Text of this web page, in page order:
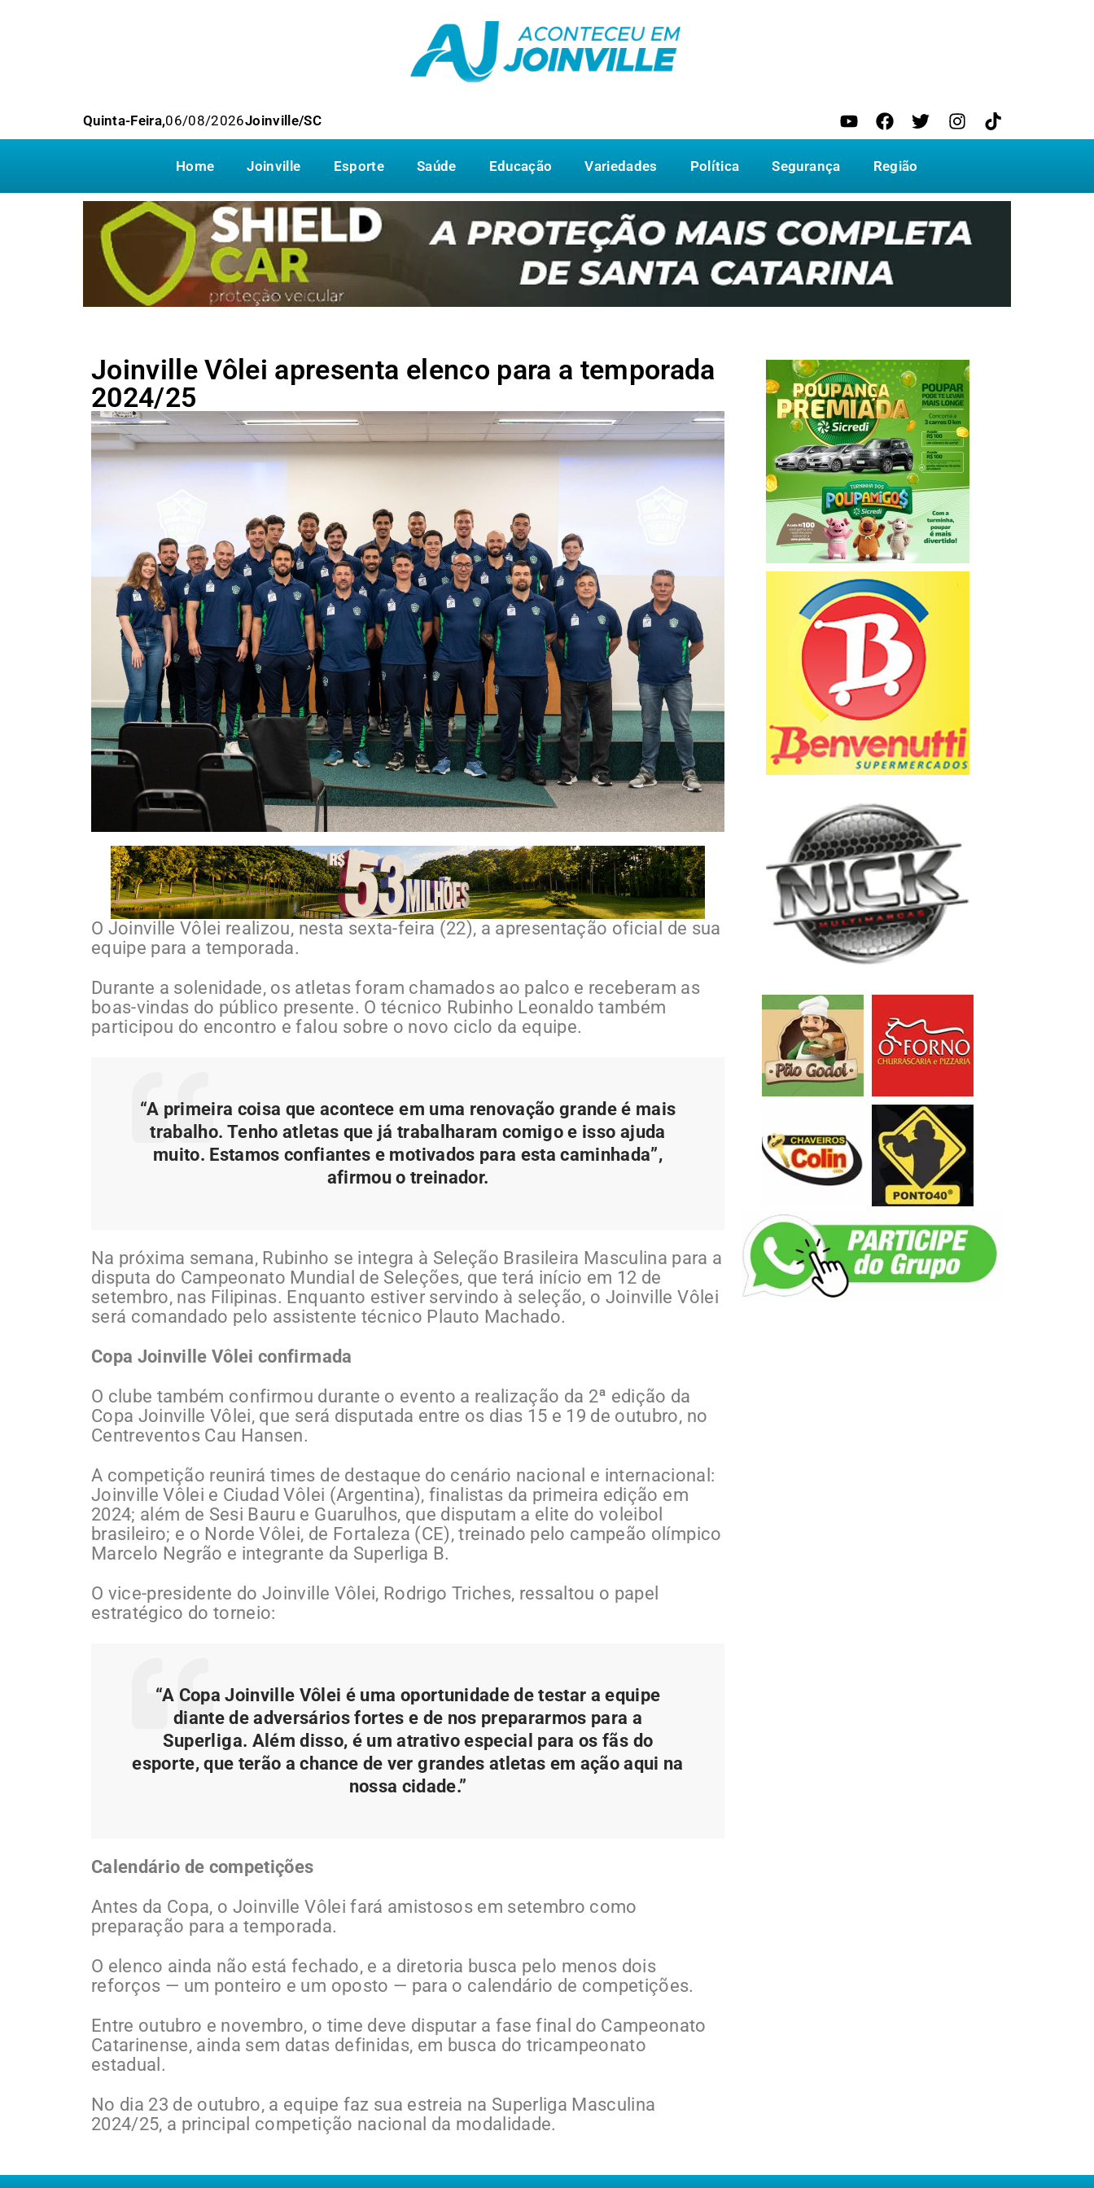
Quinta-Feira,06/08/2026Joinville/SC
Home Joinville Esporte Saúde Educação Variedades Política Segurança Região
Joinville Vôlei apresenta elenco para a temporada
2024/25
O Joinville Vôlei realizou, nesta sexta-feira (22), a apresentação oficial de sua
equipe para a temporada.
Durante a solenidade, os atletas foram chamados ao palco e receberam as
boas-vindas do público presente. O técnico Rubinho Leonaldo também
participou do encontro e falou sobre o novo ciclo da equipe.
“A primeira coisa que acontece em uma renovação grande é mais
trabalho. Tenho atletas que já trabalharam comigo e isso ajuda
muito. Estamos confiantes e motivados para esta caminhada”,
afirmou o treinador.
Na próxima semana, Rubinho se integra à Seleção Brasileira Masculina para a
disputa do Campeonato Mundial de Seleções, que terá início em 12 de
setembro, nas Filipinas. Enquanto estiver servindo à seleção, o Joinville Vôlei
será comandado pelo assistente técnico Plauto Machado.
Copa Joinville Vôlei confirmada
O clube também confirmou durante o evento a realização da 2ª edição da
Copa Joinville Vôlei, que será disputada entre os dias 15 e 19 de outubro, no
Centreventos Cau Hansen.
A competição reunirá times de destaque do cenário nacional e internacional:
Joinville Vôlei e Ciudad Vôlei (Argentina), finalistas da primeira edição em
2024; além de Sesi Bauru e Guarulhos, que disputam a elite do voleibol
brasileiro; e o Norde Vôlei, de Fortaleza (CE), treinado pelo campeão olímpico
Marcelo Negrão e integrante da Superliga B.
O vice-presidente do Joinville Vôlei, Rodrigo Triches, ressaltou o papel
estratégico do torneio:
“A Copa Joinville Vôlei é uma oportunidade de testar a equipe
diante de adversários fortes e de nos prepararmos para a
Superliga. Além disso, é um atrativo especial para os fãs do
esporte, que terão a chance de ver grandes atletas em ação aqui na
nossa cidade.”
Calendário de competições
Antes da Copa, o Joinville Vôlei fará amistosos em setembro como
preparação para a temporada.
O elenco ainda não está fechado, e a diretoria busca pelo menos dois
reforços — um ponteiro e um oposto — para o calendário de competições.
Entre outubro e novembro, o time deve disputar a fase final do Campeonato
Catarinense, ainda sem datas definidas, em busca do tricampeonato
estadual.
No dia 23 de outubro, a equipe faz sua estreia na Superliga Masculina
2024/25, a principal competição nacional da modalidade.